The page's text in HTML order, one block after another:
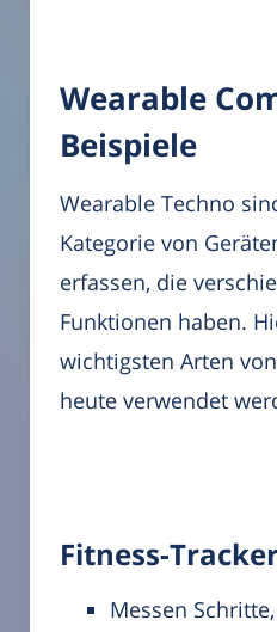
Wearable
Beispiele
Wearable Techno
Kategorie von
erfassen, die
Funktionen haben.
wichtigsten Arten
heute verwendet
Fitness-
Messen